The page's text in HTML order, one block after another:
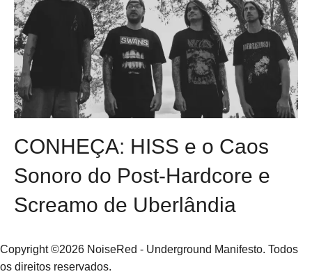
CONHEÇA: HISS e o Caos
Sonoro do Post-Hardcore e
Screamo de Uberlândia
Copyright ©2026 NoiseRed - Underground Manifesto. Todos
os direitos reservados.